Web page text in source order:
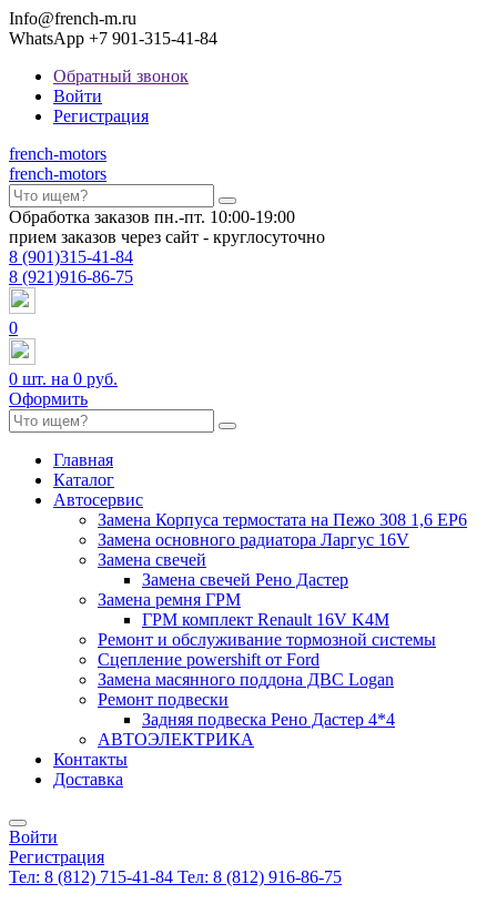
Info@french-m.ru
WhatsApp +7 901-315-41-84
Обратный звонок
Войти
Регистрация
french-motors
french-motors
Обработка заказов пн.-пт. 10:00-19:00
прием заказов через сайт - круглосуточно
8 (901)315-41-84
8 (921)916-86-75
0
0 шт. на 0 руб.
Оформить
Главная
Каталог
Автосервис
Замена Корпуса термостата на Пежо 308 1,6 EP6
Замена основного радиатора Ларгус 16V
Замена свечей
Замена свечей Рено Дастер
Замена ремня ГРМ
ГРМ комплект Renault 16V K4M
Ремонт и обслуживание тормозной системы
Сцепление powershift от Ford
Замена масянного поддона ДВС Logan
Ремонт подвески
Задняя подвеска Рено Дастер 4*4
АВТОЭЛЕКТРИКА
Контакты
Доставка
Войти
Регистрация
Тел: 8 (812) 715-41-84 Тел: 8 (812) 916-86-75